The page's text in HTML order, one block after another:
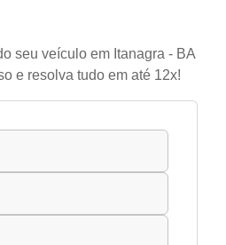
seu veículo em Itanagra - BA
e resolva tudo em até 12x!